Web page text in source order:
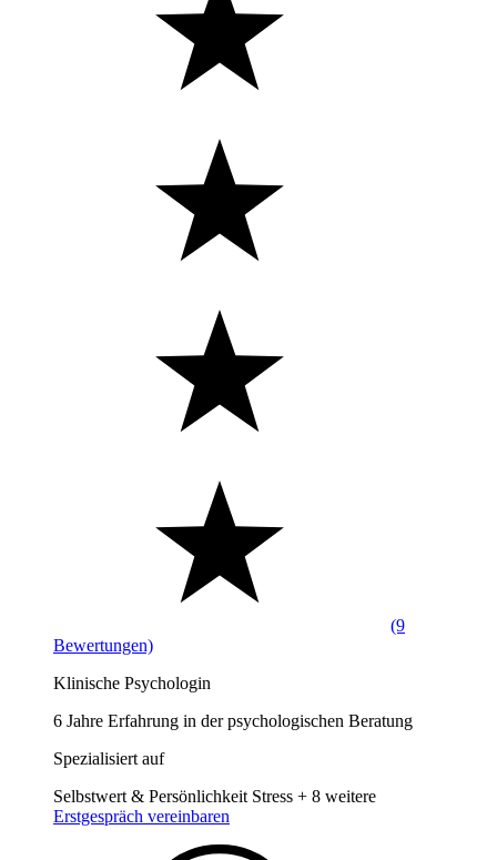
(9
Bewertungen)
Klinische Psychologin
6 Jahre Erfahrung in der psychologischen Beratung
Spezialisiert auf
Selbstwert & Persönlichkeit Stress + 8 weitere
Erstgespräch vereinbaren